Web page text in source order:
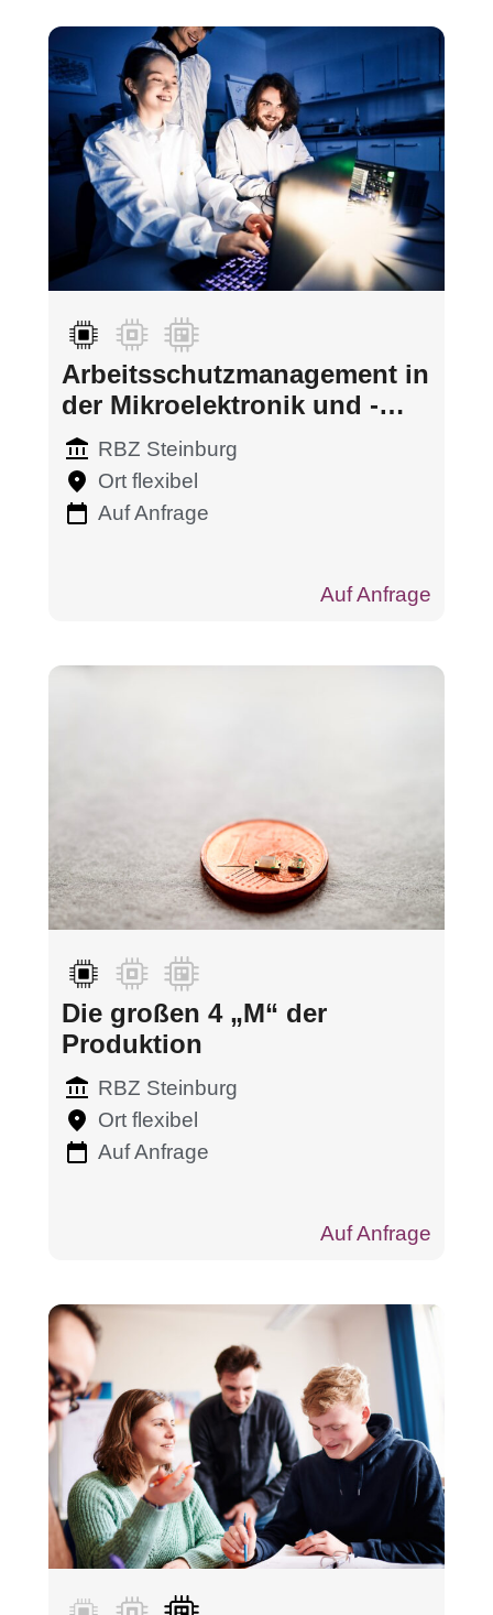
Arbeitsschutz­management in
der Mikroelektronik und -
systemtechnik
RBZ Steinburg
Ort flexibel
Auf Anfrage
Auf Anfrage
Die großen 4 „M“ der
Produktion
RBZ Steinburg
Ort flexibel
Auf Anfrage
Auf Anfrage